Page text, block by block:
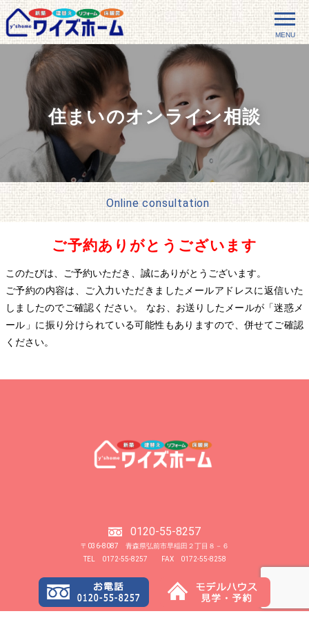
MENU
住まいのオンライン相談
Online consultation
ご予約ありがとうございます
このたびは、ご予約いただき、誠にありがとうございます。
ご予約の内容は、ご入力いただきましたメールアドレスに返信いた
しましたのでご確認ください。 なお、お送りしたメールが「迷惑メ
ール」に振り分けられている可能性もありますので、併せてご確認
ください。
0120-55-8257
〒036-8087 青森県弘前市早稲田２丁目８－６
TEL 0172-55-8257 FAX 0172-55-8258